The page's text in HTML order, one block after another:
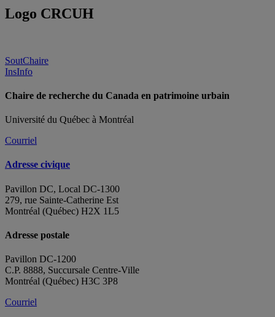
Logo CRCUH
SoutChaire
InsInfo
Chaire de recherche du Canada en patrimoine urbain
Université du Québec à Montréal
Courriel
Adresse civique
Pavillon DC, Local DC-1300
279, rue Sainte-Catherine Est
Montréal (Québec) H2X 1L5
Adresse postale
Pavillon DC-1200
C.P. 8888, Succursale Centre-Ville
Montréal (Québec) H3C 3P8
Courriel